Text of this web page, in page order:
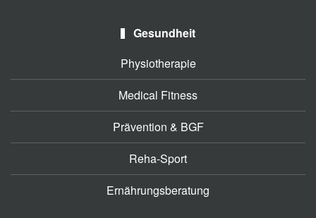
Gesundheit
Physiotherapie
Medical Fitness
Prävention & BGF
Reha-Sport
Ernährungsberatung